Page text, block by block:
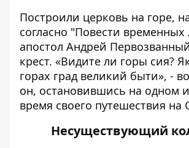
Построили церковь на горе,
согласно "Повести временных
апостол Андрей
крест. «Видите ли горы сия?
горах град великий быти», -
он, остановившись на одном
время своего путешествия на
Несуществующий